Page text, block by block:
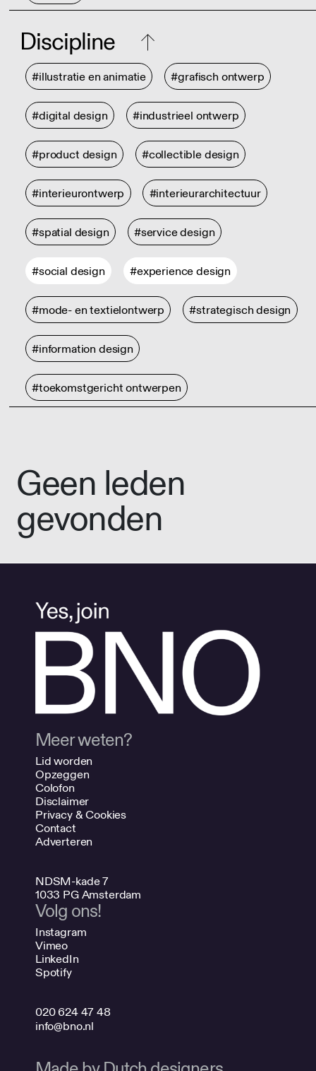
Discipline
#illustratie en animatie #grafisch ontwerp
#digital design #industrieel ontwerp
#product design #collectible design
#interieurontwerp #interieurarchitectuur
#spatial design #service design
#social design #experience design
#mode- en textielontwerp #strategisch design
#information design
#toekomstgericht ontwerpen
Geen leden
gevonden
Meer weten?
Lid worden
Opzeggen
Colofon
Disclaimer
Privacy & Cookies
Contact
Adverteren
NDSM-kade 7
1033 PG Amsterdam
Volg ons!
Instagram
Vimeo
LinkedIn
Spotify
020 624 47 48
info@bno.nl